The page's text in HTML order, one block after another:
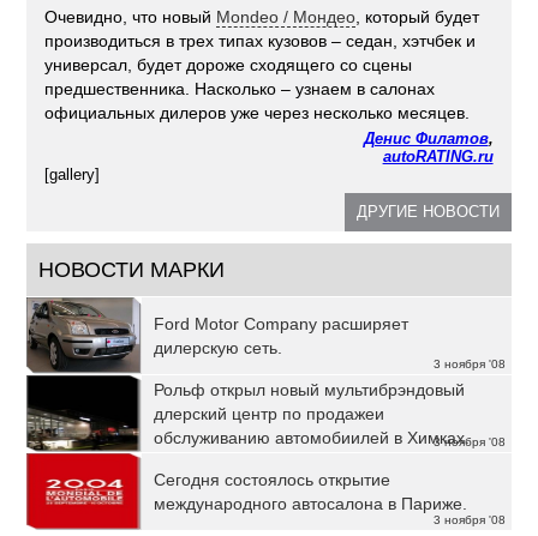
Очевидно, что новый Mondeo / Мондео , который будет
производиться в трех типах кузовов – седан, хэтчбек и
универсал, будет дороже сходящего со сцены
предшественника. Насколько – узнаем в салонах
официальных дилеров уже через несколько месяцев.
Денис Филатов,
autoRATING.ru
[gallery]
ДРУГИЕ НОВОСТИ
НОВОСТИ МАРКИ
3 ноября '08
Ford Motor Company расширяет
дилерскую сеть.
3 ноября '08
Рольф открыл новый мультибрэндовый
длерский центр по продажеи
обслуживанию автомобиилей в Химках.
3 ноября '08
Сегодня состоялось открытие
международного автосалона в Париже.